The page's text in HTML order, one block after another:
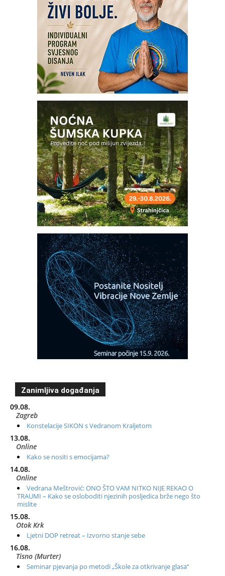
Zanimljiva događanja
09.08.
Zagreb
Konstelacije SIKON s Vedranom Kraljetom
13.08.
Online
Kako se nositi s emocijama?
14.08.
Online
Vedrana Meštrović: ONO ŠTO VAM NITKO NIJE REKAO O
TRAUMI – Kako se osloboditi njezinih posljedica brže nego što
mislite
15.08.
Otok Krk
Ljetni DOP retreat – Izvorno stanje sebe
16.08.
Tisno (Murter)
Seminar pjevanja po metodi „Škole za otkrivanje glasa“